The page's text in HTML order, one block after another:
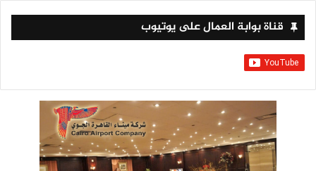
قناة بوابة العمال على يوتيوب